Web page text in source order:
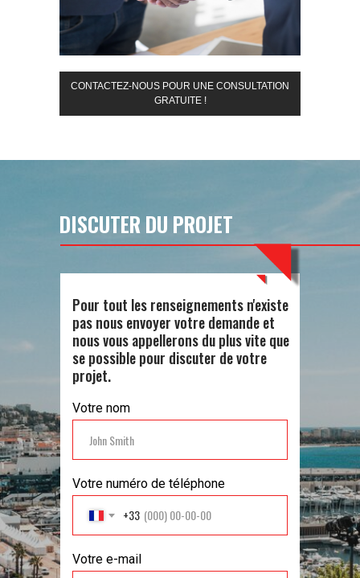
CONTACTEZ-NOUS POUR UNE CONSULTATION
GRATUITE !
DISCUTER DU PROJET
Pour tout les renseignements n'existe
pas nous envoyer votre demande et
nous vous appellerons du plus vite que
se possible pour discuter de votre
projet.
Votre nom
Votre numéro de téléphone
+33
Votre e-mail